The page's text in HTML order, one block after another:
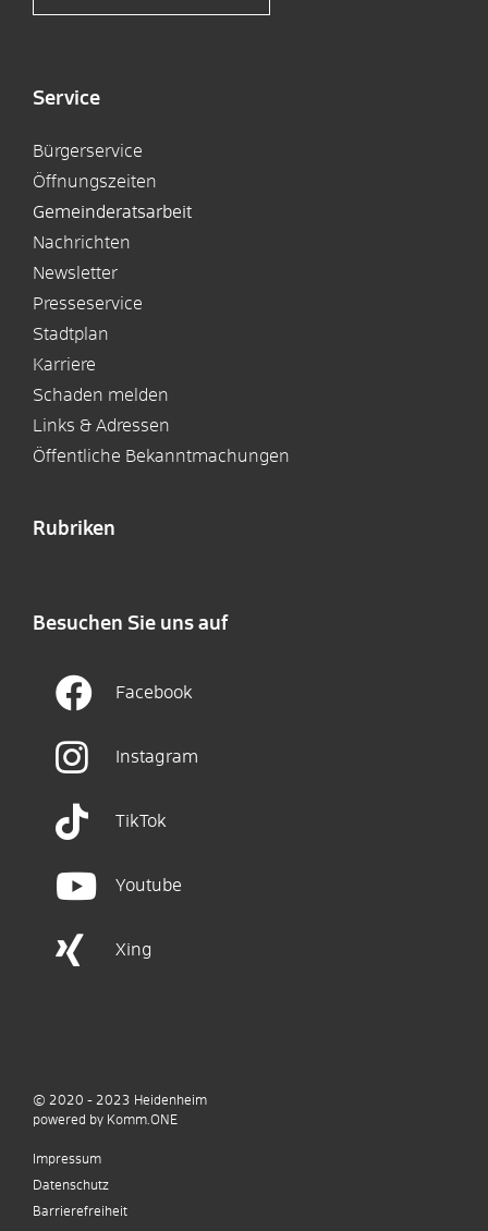
Service
Bürgerservice
Öffnungszeiten
Gemeinderatsarbeit
Nachrichten
Newsletter
Presseservice
Stadtplan
Karriere
Schaden melden
Links & Adressen
Öffentliche Bekanntmachungen
Rubriken
Besuchen Sie uns auf
Facebook
Instagram
TikTok
Youtube
Xing
© 2020 - 2023 Heidenheim
powered by Komm.ONE
Impressum
Datenschutz
Barrierefreiheit